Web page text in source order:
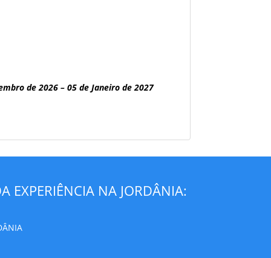
de 2026 – 05 de Janeiro de 2027
EXPERIÊNCIA NA JORDÂNIA: